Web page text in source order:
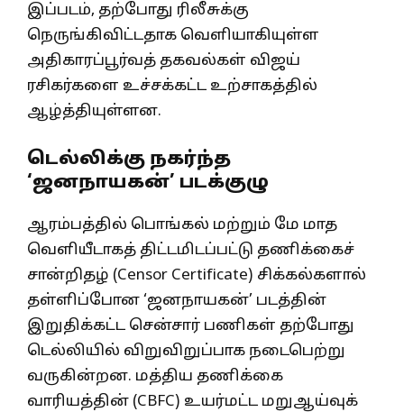
இப்படம், தற்போது ரிலீசுக்கு
நெருங்கிவிட்டதாக வெளியாகியுள்ள
அதிகாரப்பூர்வத் தகவல்கள் விஜய்
ரசிகர்களை உச்சக்கட்ட உற்சாகத்தில்
ஆழ்த்தியுள்ளன.
டெல்லிக்கு நகர்ந்த
‘ஜனநாயகன்’ படக்குழு
ஆரம்பத்தில் பொங்கல் மற்றும் மே மாத
வெளியீடாகத் திட்டமிடப்பட்டு தணிக்கைச்
சான்றிதழ் (Censor Certificate) சிக்கல்களால்
தள்ளிப்போன ‘ஜனநாயகன்’ படத்தின்
இறுதிக்கட்ட சென்சார் பணிகள் தற்போது
டெல்லியில் விறுவிறுப்பாக நடைபெற்று
வருகின்றன. மத்திய தணிக்கை
வாரியத்தின் (CBFC) உயர்மட்ட மறுஆய்வுக்